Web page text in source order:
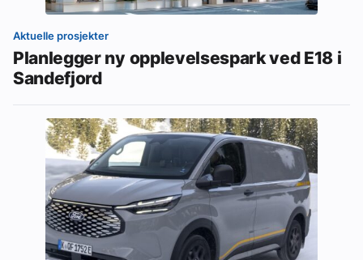
Aktuelle prosjekter
Planlegger ny opplevelsespark ved E18 i
Sandefjord